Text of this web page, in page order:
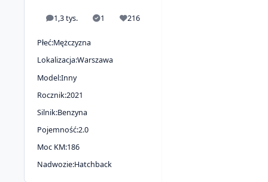
1,3 tys.
odpowiedzi1
Rozwiązania
216
Reputacja
Płeć:Mężczyzna
Lokalizacja:Warszawa
Model:Inny
Rocznik:2021
Silnik:Benzyna
Pojemność:2.0
Moc KM:186
Nadwozie:Hatchback